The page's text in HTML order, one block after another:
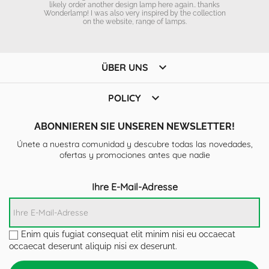
likely order another design lamp here again.. thanks
Wonderlamp! I was also very inspired by the collection
on the website, range of lamps.
ÜBER UNS 
POLICY 
ABONNIEREN SIE UNSEREN NEWSLETTER!
Únete a nuestra comunidad y descubre todas las novedades,
ofertas y promociones antes que nadie
Ihre E-Mail-Adresse
Enim quis fugiat consequat elit minim nisi eu occaecat
occaecat deserunt aliquip nisi ex deserunt.